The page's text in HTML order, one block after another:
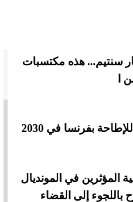
من 20 مليار سنتيم... هذه مكتسبات
ا
بفرنسا في 2030
المؤثرين في المونديال
إلى القضاء